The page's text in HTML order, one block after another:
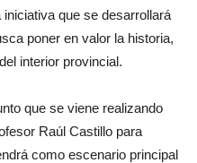
que se desarrollará
poner en valor la historia,
interior provincial.
que se viene realizando
Raúl Castillo para
como escenario principal